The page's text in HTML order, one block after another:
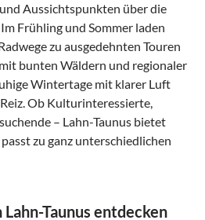
Aussichtspunkten über die
Frühling und Sommer laden
zu ausgedehnten Touren
bunten Wäldern und regionaler
Wintertage mit klarer Luft
Ob Kulturinteressierte,
– Lahn-Taunus bietet
zu ganz unterschiedlichen
Taunus entdecken